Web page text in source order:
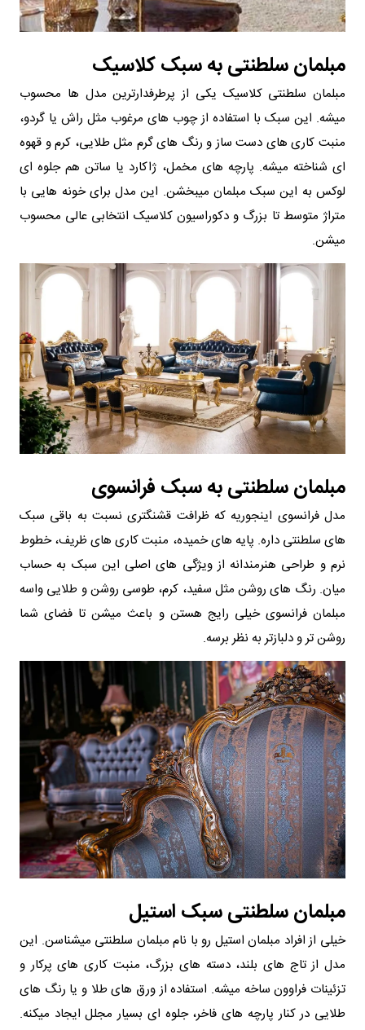
مبلمان سلطنتی به سبک کلاسیک
مبلمان سلطنتی کلاسیک یکی از پرطرفدارترین مدل ها محسوب
میشه. این سبک با استفاده از چوب های مرغوب مثل راش یا گردو،
منبت کاری های دست ساز و رنگ های گرم مثل طلایی، کرم و قهوه
ای شناخته میشه. پارچه های مخمل، ژاکارد یا ساتن هم جلوه ای
لوکس به این سبک مبلمان میبخشن. این مدل برای خونه هایی با
متراژ متوسط تا بزرگ و دکوراسیون کلاسیک انتخابی عالی محسوب
میشن.
مبلمان سلطنتی به سبک فرانسوی
مدل فرانسوی اینجوریه که ظرافت قشنگتری نسبت به باقی سبک
های سلطنتی داره. پایه های خمیده، منبت کاری های ظریف، خطوط
نرم و طراحی هنرمندانه از ویژگی های اصلی این سبک به حساب
میان. رنگ های روشن مثل سفید، کرم، طوسی روشن و طلایی واسه
مبلمان فرانسوی خیلی رایج هستن و باعث میشن تا فضای شما
روشن تر و دلبازتر به نظر برسه.
مبلمان سلطنتی سبک استیل
خیلی از افراد مبلمان استیل رو با نام مبلمان سلطنتی میشناسن. این
مدل از تاج های بلند، دسته های بزرگ، منبت کاری های پرکار و
تزئینات فراوون ساخه میشه. استفاده از ورق های طلا و یا رنگ های
طلایی در کنار پارچه های فاخر، جلوه ای بسیار مجلل ایجاد میکنه.